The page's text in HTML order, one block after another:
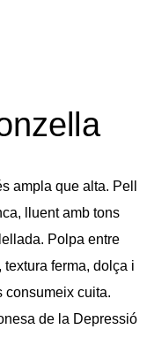
ampla que alta. Pell
lluent amb tons
Polpa entre
ferma, dolça i
consumeix cuita.
de la Depressió